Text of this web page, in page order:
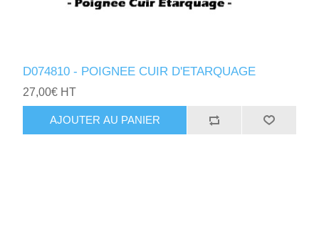
D074810 - POIGNEE CUIR D'ETARQUAGE
27,00€ HT
AJOUTER AU PANIER